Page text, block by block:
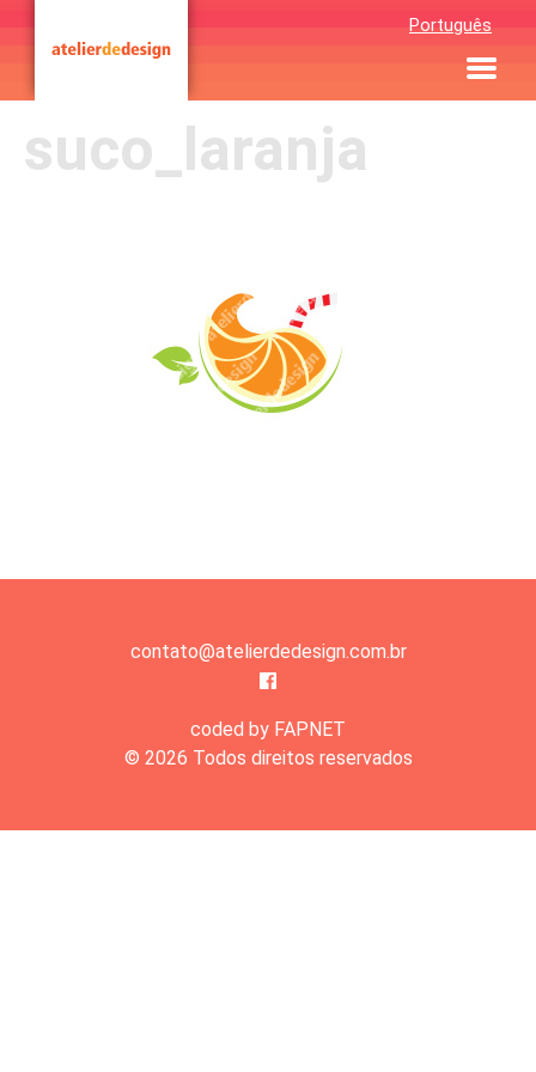
Português
suco_laranja
contato@atelierdedesign.com.br
coded by FAPNET
© 2026 Todos direitos reservados